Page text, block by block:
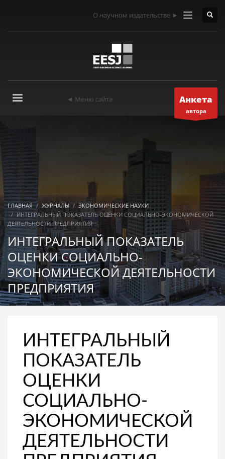
О научном издательстве ►
◄ Меню сайта Анкета
автора
ГЛАВНАЯ ЖУРНАЛЫ
ЭКОНОМИЧЕСКИЕ НАУКИ
ИНТЕГРАЛЬНЫЙ ПОКАЗАТЕЛЬ ОЦЕНКИ СОЦИАЛЬНО-ЭКОНОМИЧЕСКОЙ
ДЕЯТЕЛЬНОСТИ ПРЕДПРИЯТИЯ
ИНТЕГРАЛЬНЫЙ ПОКАЗАТЕЛЬ
ОЦЕНКИ СОЦИАЛЬНО-
ЭКОНОМИЧЕСКОЙ ДЕЯТЕЛЬНОСТИ
ПРЕДПРИЯТИЯ
ИНТЕГРАЛЬНЫЙ
ПОКАЗАТЕЛЬ
ОЦЕНКИ
СОЦИАЛЬНО-
ЭКОНОМИЧЕСКОЙ
ДЕЯТЕЛЬНОСТИ